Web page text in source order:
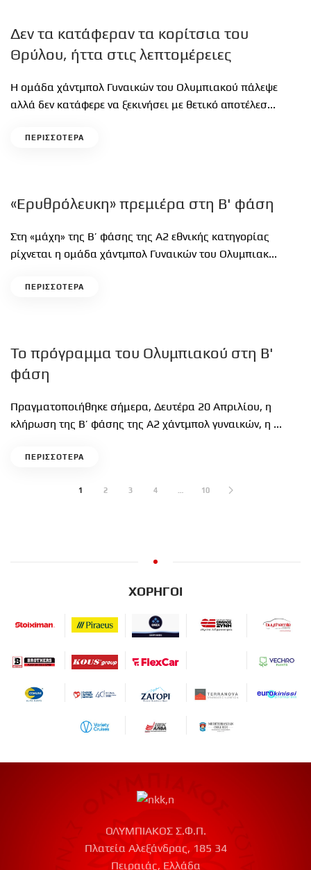
Δεν τα κατάφεραν τα κορίτσια του
Θρύλου, ήττα στις λεπτομέρειες
Η ομάδα χάντμπολ Γυναικών του Ολυμπιακού πάλεψε
αλλά δεν κατάφερε να ξεκινήσει με θετικό αποτέλεσ...
ΠΕΡΙΣΣΟΤΕΡΑ
«Ερυθρόλευκη» πρεμιέρα στη Β' φάση
Στη «μάχη» της Β’ φάσης της Α2 εθνικής κατηγορίας
ρίχνεται η ομάδα χάντμπολ Γυναικών του Ολυμπιακ...
ΠΕΡΙΣΣΟΤΕΡΑ
Το πρόγραμμα του Ολυμπιακού στη Β'
φάση
Πραγματοποιήθηκε σήμερα, Δευτέρα 20 Απριλίου, η
κλήρωση της Β’ φάσης της Α2 χάντμπολ γυναικών, η ...
ΠΕΡΙΣΣΟΤΕΡΑ
1 2 3 4 10
ΧΟΡΗΓΟΙ
ΟΛΥΜΠΙΑΚΟΣ Σ.Φ.Π.
Πλατεία Αλεξάνδρας, 185 34
Πειραιάς, Ελλάδα